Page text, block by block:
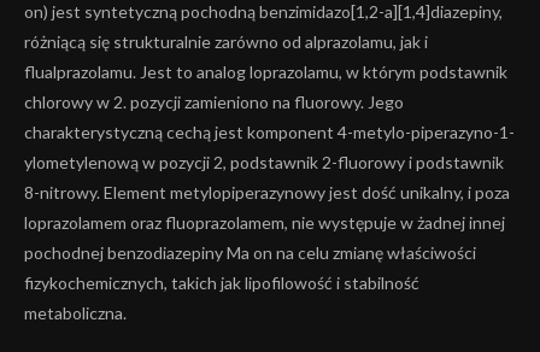
on) jest syntetyczną pochodną benzimidazo[1,2-a][1,4]diazepiny,
różniącą się strukturalnie zarówno od alprazolamu, jak i
flualprazolamu. Jest to analog loprazolamu, w którym podstawnik
chlorowy w 2. pozycji zamieniono na fluorowy. Jego
charakterystyczną cechą jest komponent 4-metylo-piperazyno-1-
ylometylenową w pozycji 2, podstawnik 2-fluorowy i podstawnik
8-nitrowy. Element metylopiperazynowy jest dość unikalny, i poza
loprazolamem oraz fluoprazolamem, nie występuje w żadnej innej
pochodnej benzodiazepiny Ma on na celu zmianę właściwości
fizykochemicznych, takich jak lipofilowość i stabilność
metaboliczna.